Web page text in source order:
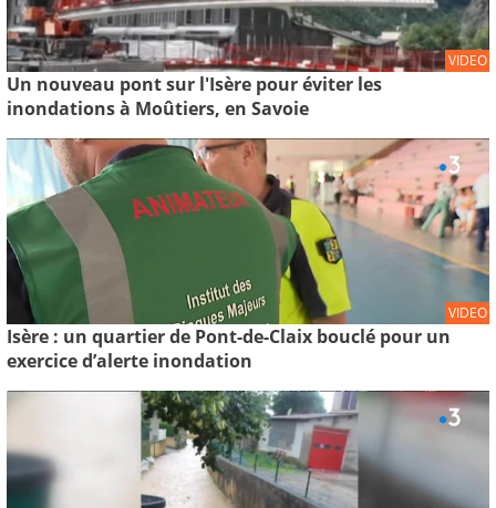
VIDEO
Un nouveau pont sur l'Isère pour éviter les
inondations à Moûtiers, en Savoie
VIDEO
Isère : un quartier de Pont-de-Claix bouclé pour un
exercice d’alerte inondation